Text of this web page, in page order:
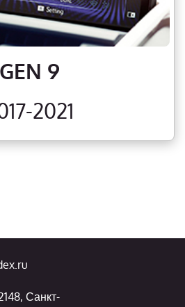
GEN 9
2021
Санкт-